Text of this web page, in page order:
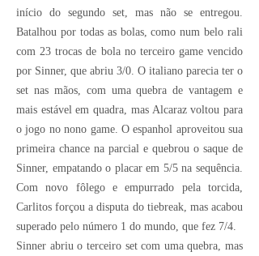
início do segundo set, mas não se entregou.
Batalhou por todas as bolas, como num belo rali
com 23 trocas de bola no terceiro game vencido
por Sinner, que abriu 3/0. O italiano parecia ter o
set nas mãos, com uma quebra de vantagem e
mais estável em quadra, mas Alcaraz voltou para
o jogo no nono game. O espanhol aproveitou sua
primeira chance na parcial e quebrou o saque de
Sinner, empatando o placar em 5/5 na sequência.
Com novo fôlego e empurrado pela torcida,
Carlitos forçou a disputa do tiebreak, mas acabou
superado pelo número 1 do mundo, que fez 7/4.
Sinner abriu o terceiro set com uma quebra, mas